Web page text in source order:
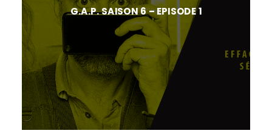
G.A.P. SAISON 6 – EPISODE 1